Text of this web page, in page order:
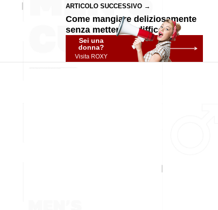
ARTICOLO SUCCESSIVO →
Come mangiare deliziosamente
senza metterti in difficoltà
Sei una
donna?
Visita ROXY